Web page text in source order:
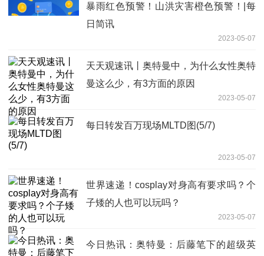
暴雨红色预警！山洪灾害橙色预警！|每
日简讯
2023-05-07
天天观速讯丨奥特曼中，为什么女性奥特
曼这么少，有3方面的原因
2023-05-07
每日转发百万现场MLTD图(5/7)
2023-05-07
世界速递！cosplay对身高有要求吗？个
子矮的人也可以玩吗？
2023-05-07
今日热讯：奥特曼：后藤笔下的超级英